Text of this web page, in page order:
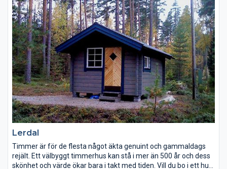
Lerdal
Timmer är för de flesta något äkta genuint och gammaldags
rejält. Ett välbyggt timmerhus kan stå i mer än 500 år och dess
skönhet och värde ökar bara i takt med tiden. Vill du bo i ett hus